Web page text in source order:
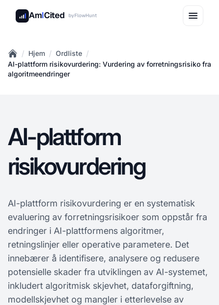
AmICited byFlowHunt
Home
/ Hjem / Ordliste /
AI-plattform risikovurdering: Vurdering av forretningsrisiko fra
algoritmeendringer
AI-plattform
risikovurdering
AI-plattform risikovurdering er en systematisk
evaluering av forretningsrisikoer som oppstår fra
endringer i AI-plattformens algoritmer,
retningslinjer eller operative parametere. Det
innebærer å identifisere, analysere og redusere
potensielle skader fra utviklingen av AI-systemet,
inkludert algoritmisk skjevhet, dataforgiftning,
modellskjevhet og mangler i etterlevelse av